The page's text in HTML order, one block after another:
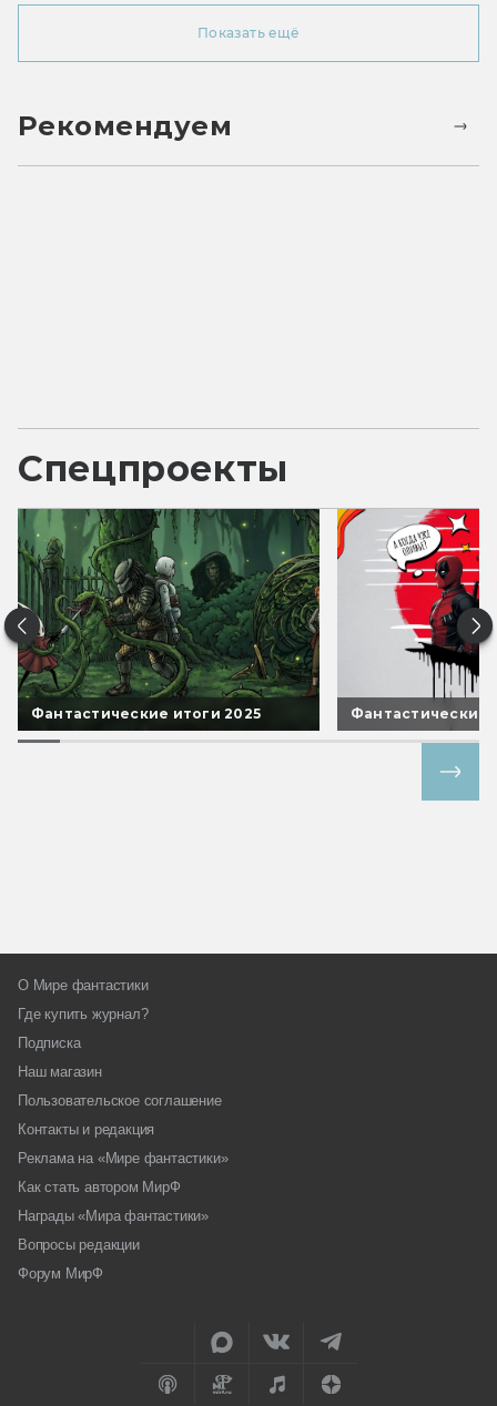
Показать ещё
Рекомендуем
Спецпроекты
Фантастические итоги 2025 Фантастические
О Мире фантастики
Где купить журнал?
Подписка
Наш магазин
Пользовательское соглашение
Контакты и редакция
Реклама на «Мире фантастики»
Как стать автором МирФ
Награды «Мира фантастики»
Вопросы редакции
Форум МирФ